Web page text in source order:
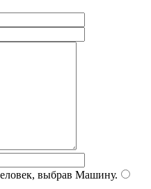
выбрав Машину.